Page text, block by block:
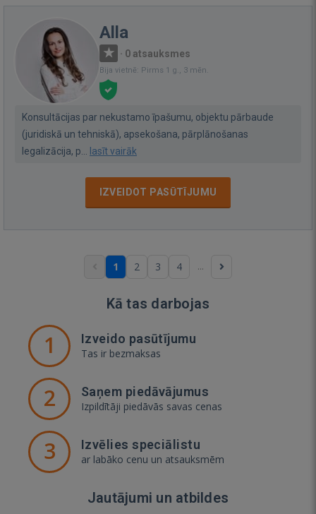
Alla
· 0 atsauksmes
Bija vietnē: Pirms 1 g., 3 mēn.
Konsultācijas par nekustamo īpašumu, objektu pārbaude
(juridiskā un tehniskā), apsekošana, pārplānošanas
legalizācija, p... lasīt vairāk
IZVEIDOT PASŪTĪJUMU
1 2 3 4 ...
Kā tas darbojas
1 Izveido pasūtījumu
Tas ir bezmaksas
2 Saņem piedāvājumus
Izpildītāji piedāvās savas cenas
3 Izvēlies speciālistu
ar labāko cenu un atsauksmēm
Jautājumi un atbildes